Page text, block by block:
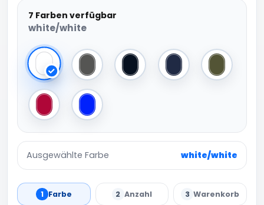
7 Farben verfügbar
white/white
white/whiteDark Grey/BlackBlack/Black Navy/Navy Olive/Black
Red/White Royal/Black
Ausgewählte Farbe white/white
1 Farbe 2 Anzahl 3 Warenkorb